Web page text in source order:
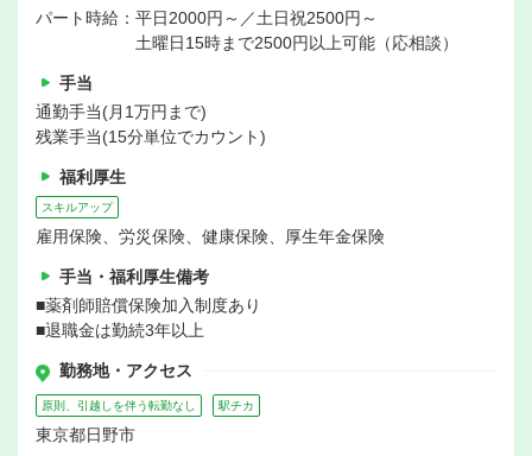
パート時給：平日2000円～／土日祝2500円～
土曜日15時まで2500円以上可能（応相談）
手当
通勤手当(月1万円まで)
残業手当(15分単位でカウント)
福利厚生
スキルアップ
雇用保険、労災保険、健康保険、厚生年金保険
手当・福利厚生備考
■薬剤師賠償保険加入制度あり
■退職金は勤続3年以上
勤務地・アクセス
原則、引越しを伴う転勤なし 駅チカ
東京都日野市